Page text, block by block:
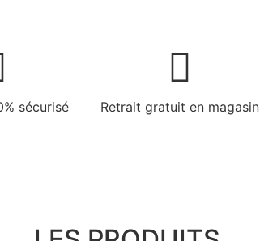
sécurisé Retrait gratuit en magasin